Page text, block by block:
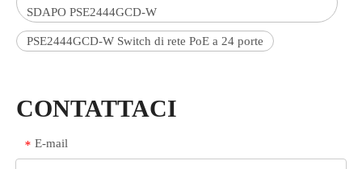
SDAPO PSE2444GCD-W
PSE2444GCD-W Switch di rete PoE a 24 porte
CONTATTACI
* E-mail